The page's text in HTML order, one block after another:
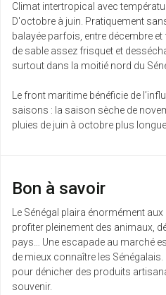
Climat intertropical avec
D'octobre à juin. Pratiquement
balayée parfois, entre décembre et
de sable assez frisquet et
surtout dans la moitié nord du
Le front maritime bénéficie de
saisons : la saison sèche de
pluies de juin à octobre plus
Bon à savoir
Le Sénégal plaira énormément
profiter pleinement des animaux,
pays… Une escapade au marché
de mieux connaître les Sénégalais.
pour dénicher des produits
souvenir.